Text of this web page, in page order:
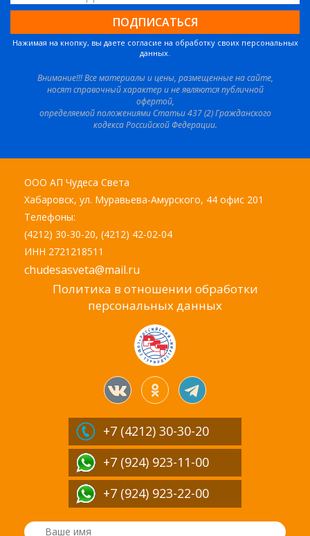
Нажимая на кнопку, вы даете согласие на обработку своих персональных
данных.
Внимание!!! Все материалы и цены, размещенные на сайте,
носят справочный характер и не являются публичной
офертой,
определяемой положениями Статьи 437 (2) Гражданского
кодекса Российской Федерации.
ООО АП Чудеса Света
Хабаровск, ул. Муравьева-Амурского, 44 офис 201
Телефоны:
(4212) 30-30-20, (4212) 42-02-04
ИНН 2721218511
chudesasveta@mail.ru
Политика в отношении обработки
персональных данных
+7 (4212) 30-30-20
+7 (924) 923-11-00
+7 (924) 923-22-00